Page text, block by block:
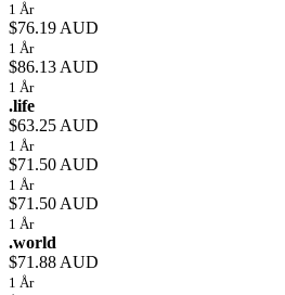
1 År
$76.19 AUD
1 År
$86.13 AUD
1 År
.life
$63.25 AUD
1 År
$71.50 AUD
1 År
$71.50 AUD
1 År
.world
$71.88 AUD
1 År